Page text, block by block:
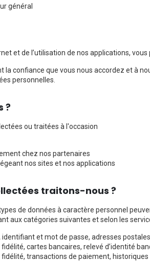
général
et de l’utilisation de nos applications,
la confiance que vous nous accordez et à
personnelles.
?
ou traitées à l'occasion
chez nos partenaires
nos sites et nos applications
traitons-nous ?
de données à caractère personnel
aux catégories suivantes et selon les
et mot de passe, adresses
cartes bancaires, relevé d’identité
transactions de paiement,